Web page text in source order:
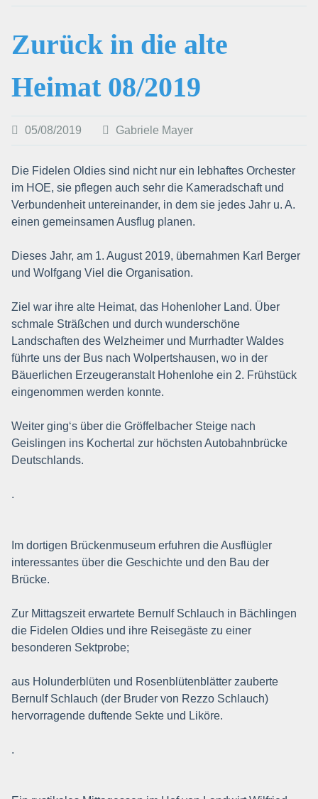
Zurück in die alte
Heimat 08/2019
05/08/2019 Gabriele Mayer
Die Fidelen Oldies sind nicht nur ein lebhaftes Orchester
im HOE, sie pflegen auch sehr die Kameradschaft und
Verbundenheit untereinander, in dem sie jedes Jahr u. A.
einen gemeinsamen Ausflug planen.
Dieses Jahr, am 1. August 2019, übernahmen Karl Berger
und Wolfgang Viel die Organisation.
Ziel war ihre alte Heimat, das Hohenloher Land. Über
schmale Sträßchen und durch wunderschöne
Landschaften des Welzheimer und Murrhadter Waldes
führte uns der Bus nach Wolpertshausen, wo in der
Bäuerlichen Erzeugeranstalt Hohenlohe ein 2. Frühstück
eingenommen werden konnte.
Weiter ging‘s über die Gröffelbacher Steige nach
Geislingen ins Kochertal zur höchsten Autobahnbrücke
Deutschlands.
.
Im dortigen Brückenmuseum erfuhren die Ausflügler
interessantes über die Geschichte und den Bau der
Brücke.
Zur Mittagszeit erwartete Bernulf Schlauch in Bächlingen
die Fidelen Oldies und ihre Reisegäste zu einer
besonderen Sektprobe;
aus Holunderblüten und Rosenblütenblätter zauberte
Bernulf Schlauch (der Bruder von Rezzo Schlauch)
hervorragende duftende Sekte und Liköre.
.